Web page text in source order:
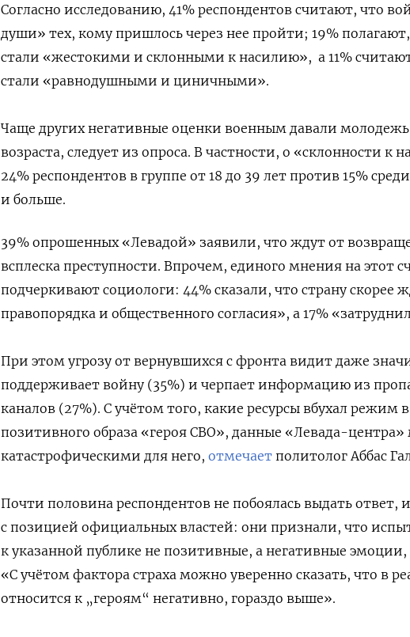
Согласно исследованию, 41% респондентов считают, что
души» тех, кому пришлось через нее пройти; 19%
стали «жестокими и склонными к насилию», а 11%
стали «равнодушными и циничными».
Чаще других негативные оценки военным давали
возраста, следует из опроса. В частности, о «склонности к
24% респондентов в группе от 18 до 39 лет против 15%
и больше.
39% опрошенных «Левадой» заявили, что ждут от
всплеска преступности. Впрочем, единого мнения на этот
подчеркивают социологи: 44% сказали, что страну скорее
правопорядка и общественного согласия», а 17%
При этом угрозу от вернувшихся с фронта видит даже
поддерживает войну (35%) и черпает информацию из
каналов (27%). С учётом того, какие ресурсы вбухал режим
позитивного образа «героя СВО», данные «Левада-
катастрофическими для него, отмечает политолог Аббас
Почти половина респондентов не побоялась выдать ответ,
с позицией официальных властей: они признали, что
к указанной публике не позитивные, а негативные эмоции,
«С учётом фактора страха можно уверенно сказать, что в
относится к „героям“ негативно, гораздо выше».